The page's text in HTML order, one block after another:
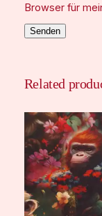
Browser für
Related